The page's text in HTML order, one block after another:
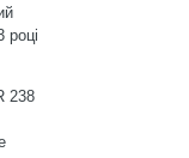
році
238